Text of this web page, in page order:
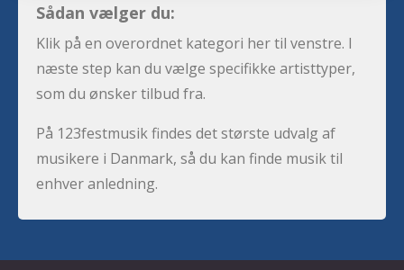
Sådan vælger du:
Klik på en overordnet kategori her til venstre. I
næste step kan du vælge specifikke artisttyper,
som du ønsker tilbud fra.
På 123festmusik findes det største udvalg af
musikere i Danmark, så du kan finde musik til
enhver anledning.